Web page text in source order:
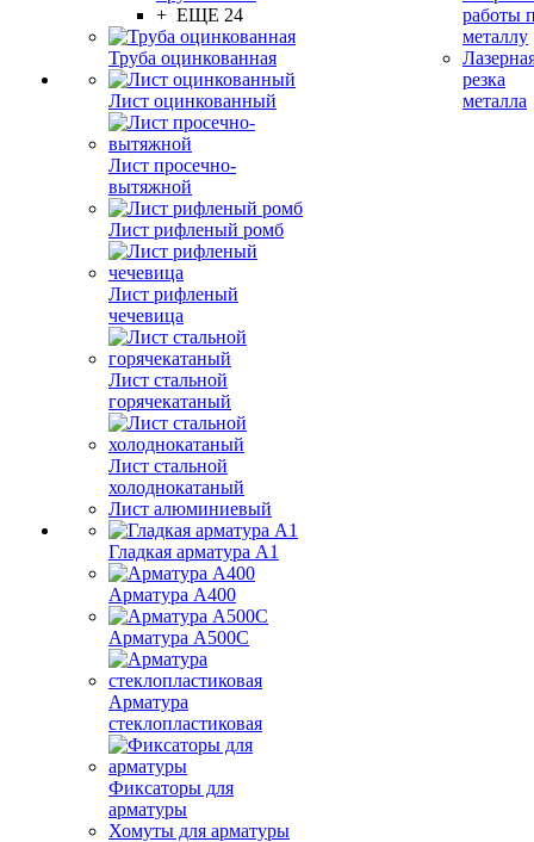
+ ЕЩЕ 24
Труба оцинкованная
Лист оцинкованный
Лист просечно-
вытяжной
Лист рифленый ромб
Лист рифленый
чечевица
Лист стальной
горячекатаный
Лист стальной
холоднокатаный
Лист алюминиевый
Гладкая арматура А1
Арматура А400
Арматура A500C
Арматура
стеклопластиковая
Фиксаторы для
арматуры
Хомуты для арматуры
работы
металлу
резка
металла